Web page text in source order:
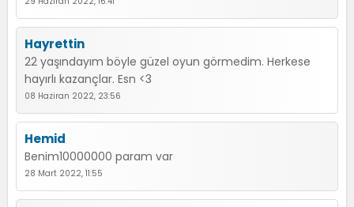
Hayrettin
22 yaşındayım böyle güzel oyun görmedim. Herkese
hayırlı kazançlar. Esn <3
08 Haziran 2022, 23:56
Hemid
Benim10000000 param var
28 Mart 2022, 11:55